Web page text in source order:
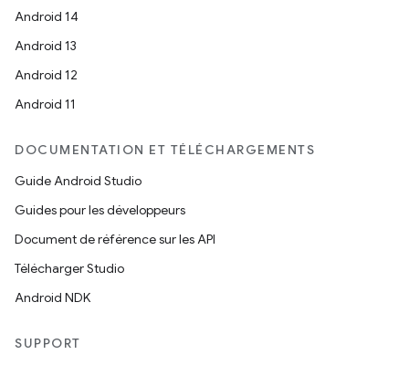
Android 14
Android 13
Android 12
Android 11
DOCUMENTATION ET TÉLÉCHARGEMENTS
Guide Android Studio
Guides pour les développeurs
Document de référence sur les API
Télécharger Studio
Android NDK
SUPPORT